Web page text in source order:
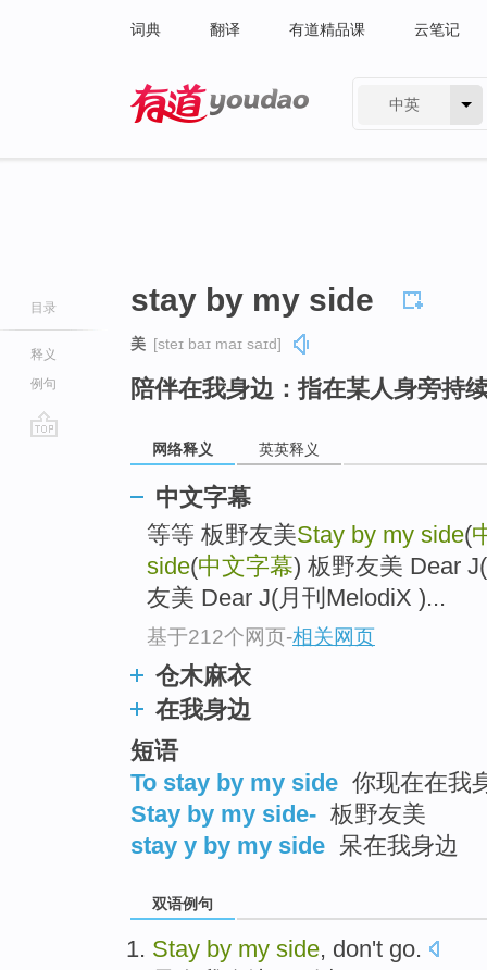
词典 翻译 有道精品课 云笔记
中英
目录
释义
例句
stay by my side
美 [steɪ baɪ maɪ saɪd]
陪伴在我身边：指在某人身旁持
网络释义 英英释义
中文字幕
等等 板野友美Stay by my side(
side(中文字幕) 板野友美 Dear
友美 Dear J(月刊MelodiX )...
基于212个网页-相关网页
仓木麻衣
在我身边
短语
To stay by my side 你现在在我
Stay by my side- 板野友美
stay y by my side 呆在我身边
双语例句
Stay by my side, don't go.